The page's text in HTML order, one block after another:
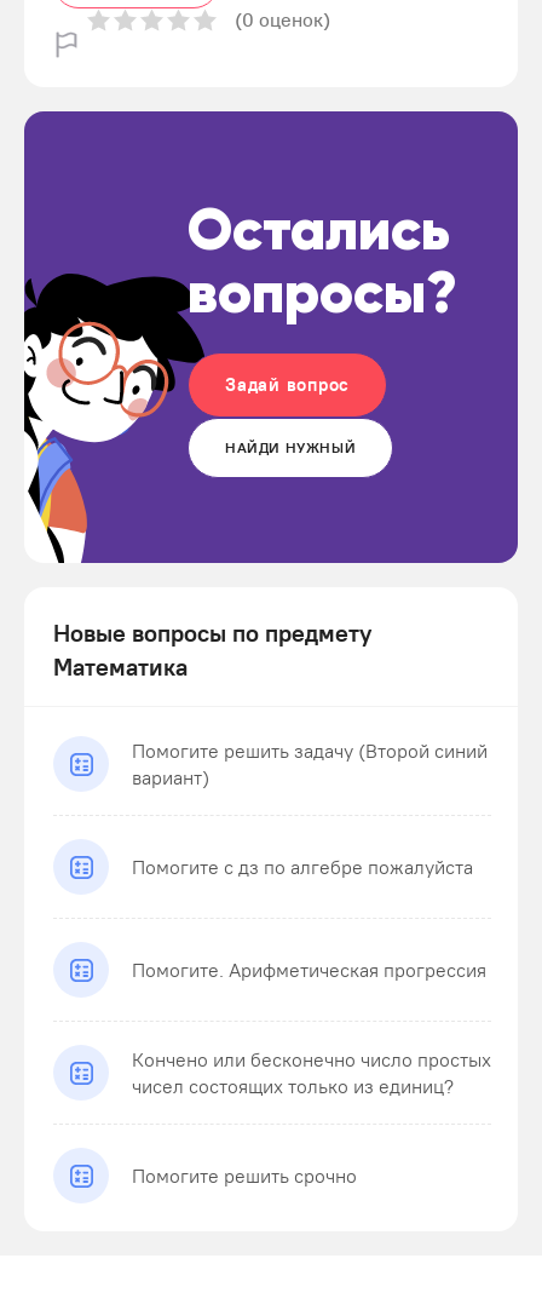
(0 оценок)
Остались
вопросы?
Задай вопрос
НАЙДИ НУЖНЫЙ
Новые вопросы по предмету
Математика
Помогите решить задачу (Второй синий
вариант)
Помогите с дз по алгебре пожалуйста
Помогите. Арифметическая прогрессия
Кончено или бесконечно число простых
чисел состоящих только из единиц?
Помогите решить срочно